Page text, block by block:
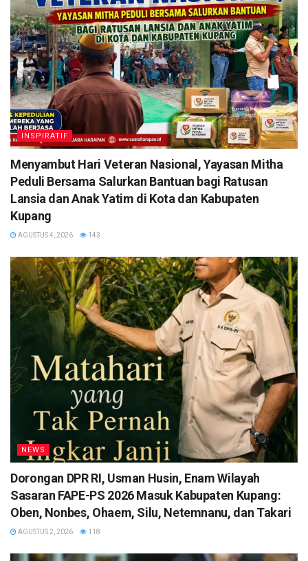
INSPIRATIF
​Menyambut Hari Veteran Nasional, Yayasan Mitha
Peduli Bersama Salurkan Bantuan bagi Ratusan
Lansia dan Anak Yatim di Kota dan Kabupaten
Kupang
AGUSTUS 4, 2026 143
NEWS
Dorongan DPR RI, Usman Husin, Enam Wilayah
Sasaran FAPE-PS 2026 Masuk Kabupaten Kupang:
Oben, Nonbes, Ohaem, Silu, Netemnanu, dan Takari
AGUSTUS 2, 2026 118